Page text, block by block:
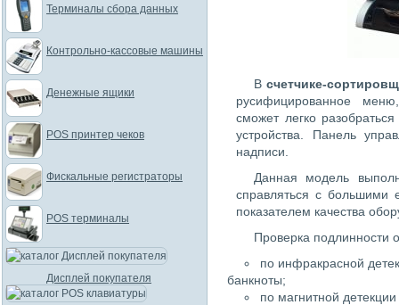
В счетчике-
русифицированное
сможет легко
устройства. Панель
надписи.
Данная модель
справляться с большими
показателем качества
Проверка подлинности
по инфракрасной
банкноты;
по магнитной
Терминалы сбора данных
Контрольно-кассовые машины
Денежные ящики
POS принтер чеков
Фискальные регистраторы
POS терминалы
Дисплей покупателя